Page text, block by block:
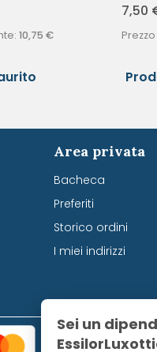
10,75 €
7,50
Area privata
Bacheca
Preferiti
Storico ordini
I miei indirizzi
Sei un